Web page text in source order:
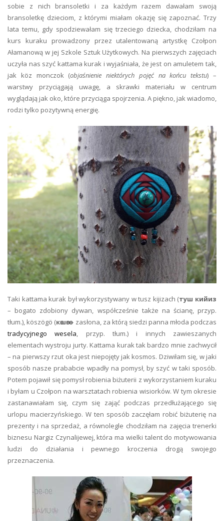
sobie z nich bransoletki i za każdym razem dawałam swoją
bransoletkę dzieciom, z którymi miałam okazję się zapoznać. Trzy
lata temu, gdy spodziewałam się trzeciego dziecka, chodziłam na
kurs kuraku prowadzony przez utalentowaną artystkę Czołpon
Ałamanową w jej Szkole Sztuk Użytkowych. Na pierwszych zajęciach
uczyła nas szyć kattama kurak i wyjaśniała, że jest on amuletem tak,
jak köz monczok (objaśnienie niektórych pojęć na końcu tekstu) –
warstwy przyciągają uwagę, a skrawki materiału w centrum
wyglądają jak oko, które przyciąga spojrzenia. A piękno, jak wiadomo,
rodzi tylko pozytywną energię.
Taki kattama kurak był wykorzystywany w tusz kijizach (туш кийиз
– bogato zdobiony dywan, współcześnie także na ścianę, przyp.
tłum.), köszögö (көшөгө– zasłona, za którą siedzi panna młoda podczas
tradycyjnego wesela, przyp. tłum.) i innych zawieszanych
elementach wystroju jurty. Kattama kurak tak bardzo mnie zachwycił
– na pierwszy rzut oka jest niepojęty jak kosmos. Dziwiłam się, w jaki
sposób nasze prababcie wpadły na pomysł, by szyć w taki sposób.
Potem pojawił się pomysł robienia biżuterii z wykorzystaniem kuraku
i byłam u Czołpon na warsztatach robienia wisiorków. W tym okresie
zastanawiałam się, czym się zająć podczas przedłużającego się
urlopu macierzyńskiego. W ten sposób zaczęłam robić biżuterię na
prezenty i na sprzedaż, a równolegle chodziłam na zajęcia trenerki
biznesu Nargiz Czynalijewej, która ma wielki talent do motywowania
ludzi do działania i pewnego kroczenia drogą swojego
przeznaczenia.